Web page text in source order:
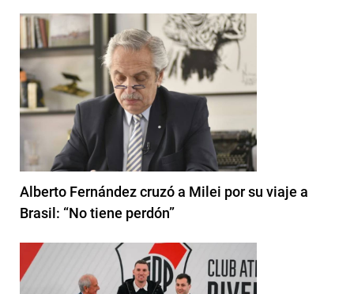
Alberto Fernández cruzó a Milei por su viaje a
Brasil: “No tiene perdón”